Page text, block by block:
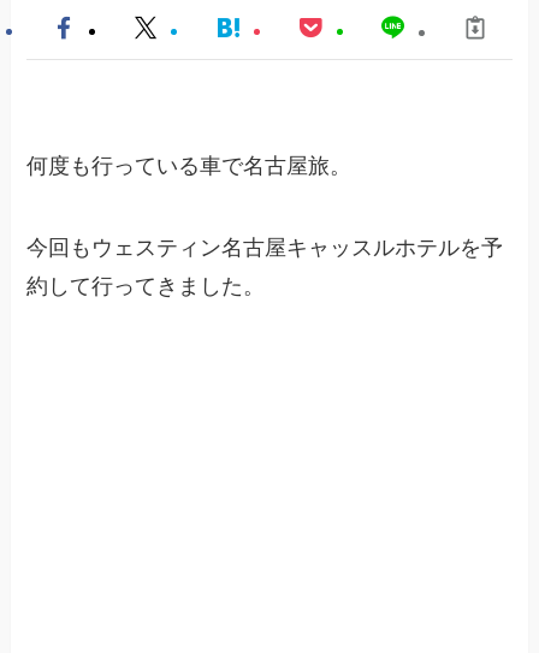
何度も行っている車で名古屋旅。
今回もウェスティン名古屋キャッスルホテルを予
約して行ってきました。